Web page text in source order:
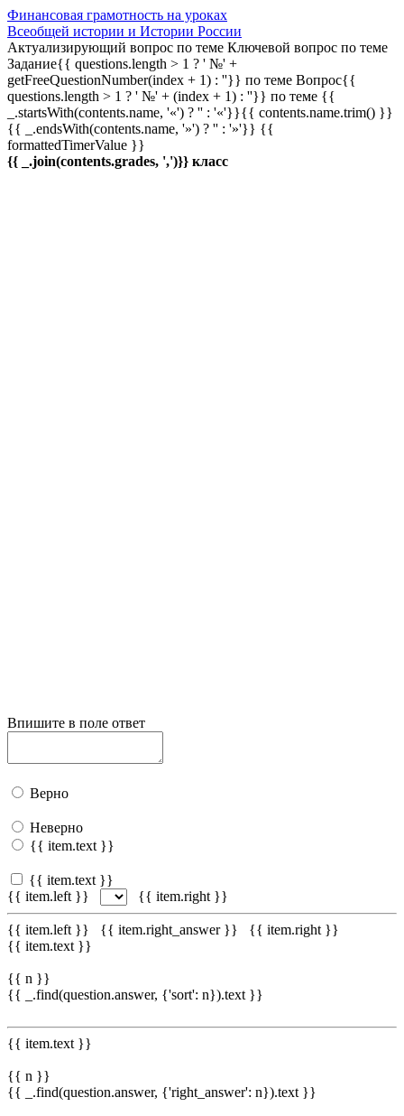
Финансовая грамотность на уроках
Всеобщей истории и Истории России
Актуализирующий вопрос по теме Ключевой вопрос по теме
Задание{{ questions.length > 1 ? ' №' +
getFreeQuestionNumber(index + 1) : ''}} по теме Вопрос{{
questions.length > 1 ? ' №' + (index + 1) : ''}} по теме {{
_.startsWith(contents.name, '«') ? '' : '«'}}{{ contents.name.trim() }}
{{ _.endsWith(contents.name, '»') ? '' : '»'}} {{
formattedTimerValue }}
{{ _.join(contents.grades, ',')}} класс
Впишите в поле ответ
Верно
Неверно
{{ item.text }}
{{ item.text }}
{{ item.left }}
{{ item.right }}
{{ item.left }} {{ item.right_answer }}
{{ item.right }}
{{ item.text }}
{{ n }}
{{ _.find(question.answer, {'sort': n}).text }}
{{ item.text }}
{{ n }}
{{ _.find(question.answer, {'right_answer': n}).text }}